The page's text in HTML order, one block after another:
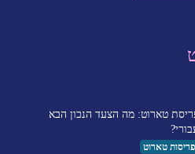
טארוט: מה הצעד הנכון הבא
פריסות טארוט